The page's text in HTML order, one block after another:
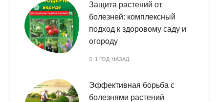
Защита растений от
болезней: комплексный
подход к здоровому саду и
огороду
1 ГОД НАЗАД
Эффективная борьба с
болезнями растений